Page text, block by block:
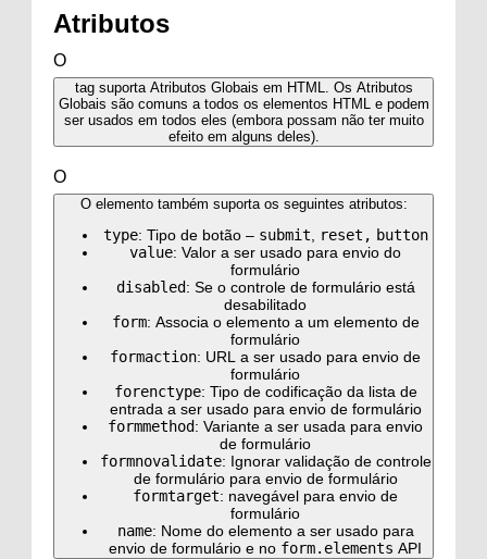
Atributos
O
tag suporta Atributos Globais em HTML. Os Atributos
Globais são comuns a todos os elementos HTML e podem
ser usados ​​em todos eles (embora possam não ter muito
efeito em alguns deles).
O
O elemento também suporta os seguintes atributos:
type: Tipo de botão – submit, reset, button
value: Valor a ser usado para envio do
formulário
disabled: Se o controle de formulário está
desabilitado
form: Associa o elemento a um elemento de
formulário
formaction: URL a ser usado para envio de
formulário
forenctype: Tipo de codificação da lista de
entrada a ser usado para envio de formulário
formmethod: Variante a ser usada para envio
de formulário
formnovalidate: Ignorar validação de controle
de formulário para envio de formulário
formtarget: navegável para envio de
formulário
name: Nome do elemento a ser usado para
envio de formulário e no form.elements API